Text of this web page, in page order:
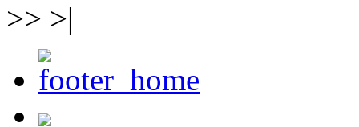
>> >|